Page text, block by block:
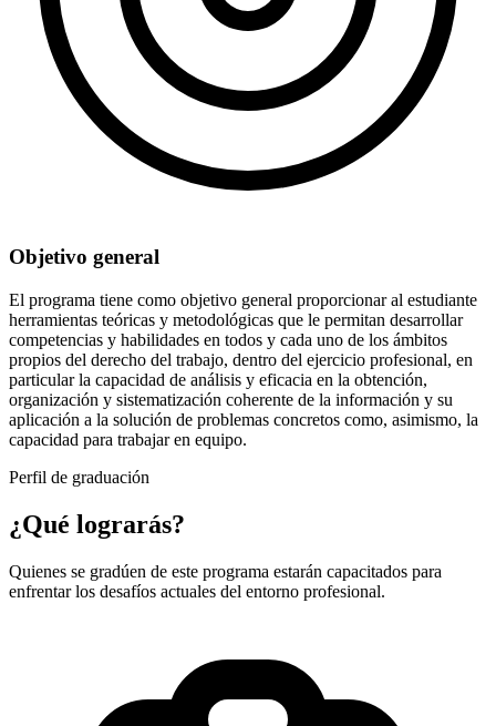
Objetivo general
El programa tiene como objetivo general proporcionar al estudiante
herramientas teóricas y metodológicas que le permitan desarrollar
competencias y habilidades en todos y cada uno de los ámbitos
propios del derecho del trabajo, dentro del ejercicio profesional, en
particular la capacidad de análisis y eficacia en la obtención,
organización y sistematización coherente de la información y su
aplicación a la solución de problemas concretos como, asimismo, la
capacidad para trabajar en equipo.
Perfil de graduación
¿Qué lograrás?
Quienes se gradúen de este programa estarán capacitados para
enfrentar los desafíos actuales del entorno profesional.